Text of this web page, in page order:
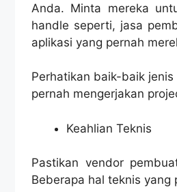
Anda. Minta mereka
handle seperti, jasa
aplikasi yang pernah
Perhatikan baik-baik
pernah mengerjakan
Keahlian Teknis
Pastikan vendor
Beberapa hal teknis